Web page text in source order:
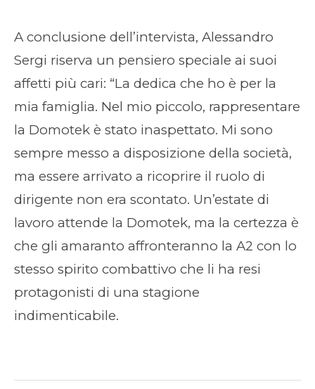
A conclusione dell’intervista, Alessandro
Sergi riserva un pensiero speciale ai suoi
affetti più cari: “La dedica che ho è per la
mia famiglia. Nel mio piccolo, rappresentare
la Domotek è stato inaspettato. Mi sono
sempre messo a disposizione della società,
ma essere arrivato a ricoprire il ruolo di
dirigente non era scontato. Un’estate di
lavoro attende la Domotek, ma la certezza è
che gli amaranto affronteranno la A2 con lo
stesso spirito combattivo che li ha resi
protagonisti di una stagione
indimenticabile.